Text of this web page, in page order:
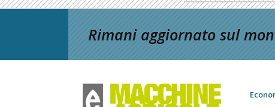
Rimani aggiornato sul